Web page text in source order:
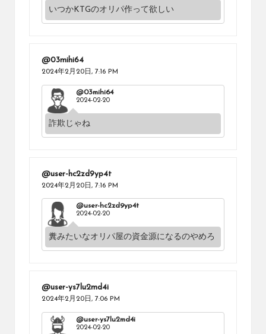
いつかKTGのオリパ作って欲しい
@03mihi64
2024年2月20日, 7:16 PM
@03mihi64
2024-02-20
詐欺じゃね
@user-hc2zd9yp4t
2024年2月20日, 7:16 PM
@user-hc2zd9yp4t
2024-02-20
糞みたいなオリパ屋の資金源になるのやめろ
@user-ys7lu2md4i
2024年2月20日, 7:06 PM
@user-ys7lu2md4i
2024-02-20